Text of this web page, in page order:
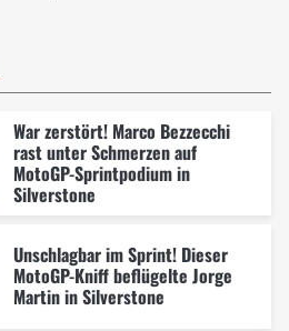
War zerstört! Marco Bezzecchi
rast unter Schmerzen auf
MotoGP-Sprintpodium in
Silverstone
Unschlagbar im Sprint! Dieser
MotoGP-Kniff beflügelte Jorge
Martin in Silverstone